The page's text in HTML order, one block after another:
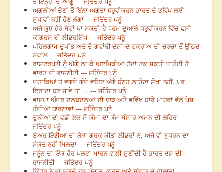
ਅਗਲੀਆਂ ਚੋਣਾਂ ਤੋਂ ਇੰਨਾ ਅਗੇਤਾ ਧਰੁਵੀਕਰਨ ਭਾਰਤ ਦੇ ਭਵਿੱਖ ਲਈ
ਸੁਖਾਵਾਂ ਨਹੀਂ ਹੋਣ ਲੱਗਾ --- ਜਤਿੰਦਰ ਪਨੂੰ
ਅਜੇ ਕੁਝ ਹੋਰ ਸੱਟਾਂ ਖਾ ਸਕਦੀ ਹੈ ਧਰਮ ਦੁਆਲੇ ਧਰੁਵੀਕਰਨ ਵਿੱਚ ਫਸੀ
ਕਾਂਗਰਸ ਦੀ ਲੀਡਰਸ਼ਿੱਪ --- ਜਤਿੰਦਰ ਪਨੂੰ
ਪਹਿਲਗਾਮ ਦੁਖਾਂਤ ਅਤੇ ਦੋ ਗਵਾਂਢੀ ਦੇਸ਼ਾਂ ਦੇ ਟਕਰਾਅ ਦੀ ਚਰਚਾ ਤੋਂ ਉੱਠਦੇ
ਸਵਾਲ --- ਜਤਿੰਦਰ ਪਨੂੰ
ਰਾਸ਼ਟਰਪਤੀ ਨੂੰ ਅੱਗੇ ਲਾ ਕੇ ਅਣਮਿਥੀਆਂ ਹੱਦਾਂ ਤਕ ਸ਼ਕਤੀ ਚਾਹੁੰਦੀ ਹੈ
ਭਾਰਤ ਦੀ ਰਾਜਨੀਤੀ --- ਜਤਿੰਦਰ ਪਨੂੰ
ਦਹਾਕਿਆਂ ਤੋਂ ਵਗਦੇ ਗੰਦੇ ਵਹਿਣ ਅੱਗੇ ਬੰਨ੍ਹ ਲਾਉਣਾ ਸੌਖਾ ਨਹੀਂ, ਪਰ
ਇਰਾਦਾ ਬਣ ਜਾਵੇ ਤਾਂ ... --- ਜਤਿੰਦਰ ਪਨੂੰ
ਭਾਜਪਾ ਅੰਦਰ ਦਲਬਦਲੂਆਂ ਦੀ ਧਾੜ ਅਤੇ ਭਵਿੱਖ ਬਾਰੇ ਮਾਹਰਾਂ ਵੱਲੋਂ ਪੇਸ਼
ਹੁੰਦੀਆਂ ਧਾਰਨਾਵਾਂ --- ਜਤਿੰਦਰ ਪਨੂੰ
ਦੁਨੀਆ ਦੀ ਵੱਡੀ ਲੋੜ ਸੌ ਕੰਮਾਂ ਦਾ ਕੰਮ ਸੰਸਾਰ ਅਮਨ ਦੀ ਲਹਿਰ ---
ਜਤਿੰਦਰ ਪਨੂੰ
ਏਅਰ ਇੰਡੀਆ ਦਾ ਬੇੜਾ ਗਰਕ ਕੀਤਾ ਲੀਡਰਾਂ ਨੇ, ਅਜੇ ਵੀ ਸੁਧਰਨ ਦਾ
ਸੰਕੇਤ ਨਹੀਂ ਮਿਲਦਾ --- ਜਤਿੰਦਰ ਪਨੂੰ
ਜਨੂੰਨ ਦਾ ਇੱਕ ਹੋਰ ਪਲਟਾ ਮਾਰਨ ਵਾਲੀ ਸੁਣੀਂਦੀ ਹੈ ਭਾਰਤ ਦੇਸ਼ ਦੀ
ਰਾਜਨੀਤੀ --- ਜਤਿੰਦਰ ਪਨੂੰ